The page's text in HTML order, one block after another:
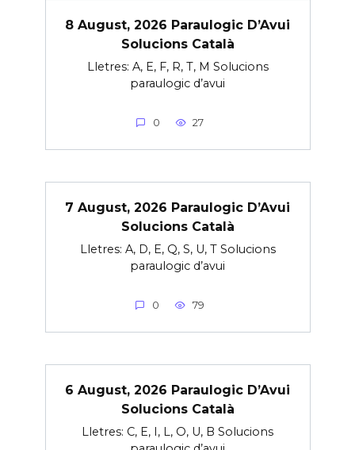
8 August, 2026 Paraulogic D’Avui
Solucions Català
Lletres: A, E, F, R, T, M Solucions
paraulogic d’avui
0 27
7 August, 2026 Paraulogic D’Avui
Solucions Català
Lletres: A, D, E, Q, S, U, T Solucions
paraulogic d’avui
0 79
6 August, 2026 Paraulogic D’Avui
Solucions Català
Lletres: C, E, I, L, O, U, B Solucions